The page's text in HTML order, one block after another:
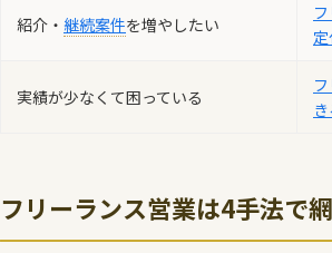
紹介・ 継続案件を増やしたい
実績が少なくて困っている
フリーランス営業は4手法で